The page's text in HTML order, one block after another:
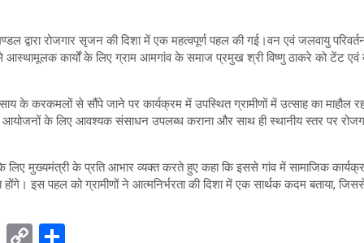
द्वारा रोजगार सृजन की दिशा में एक महत्वपूर्ण पहल की गई।वन एवं जलवायु
से आस्थामूलक कार्यों के लिए ग्राम आमगांव के समाज प्रमुख श्री विष्णु ठाकरे को टेंट एवं
साय के करकमलों से सौंपे जाने पर कार्यक्रम में उपस्थित ग्रामीणों में उत्साह का माहौल
आयोजनों के लिए आवश्यक संसाधन उपलब्ध कराना और साथ ही स्थानीय स्तर पर
मुख्यमंत्री के प्रति आभार व्यक्त करते हुए कहा कि इससे गांव में सामाजिक
इस पहल को ग्रामीणों ने आत्मनिर्भरता की दिशा में एक सार्थक कदम बताया,
G
C